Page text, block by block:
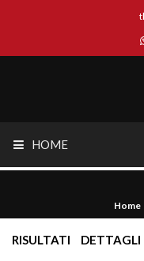
HOME
Home
RISULTATI DETTAGLI